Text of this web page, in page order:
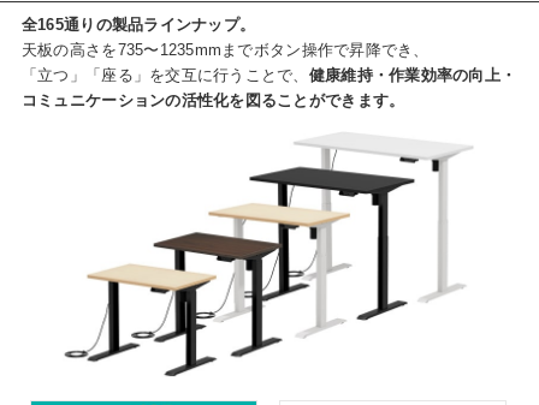
全165通りの製品ラインナップ。
天板の高さを735〜1235mmまでボタン操作で昇降でき、
「立つ」「座る」を交互に行うことで、 健康維持・作業効率の向上・
コミュニケーションの活性化を図ることができます。